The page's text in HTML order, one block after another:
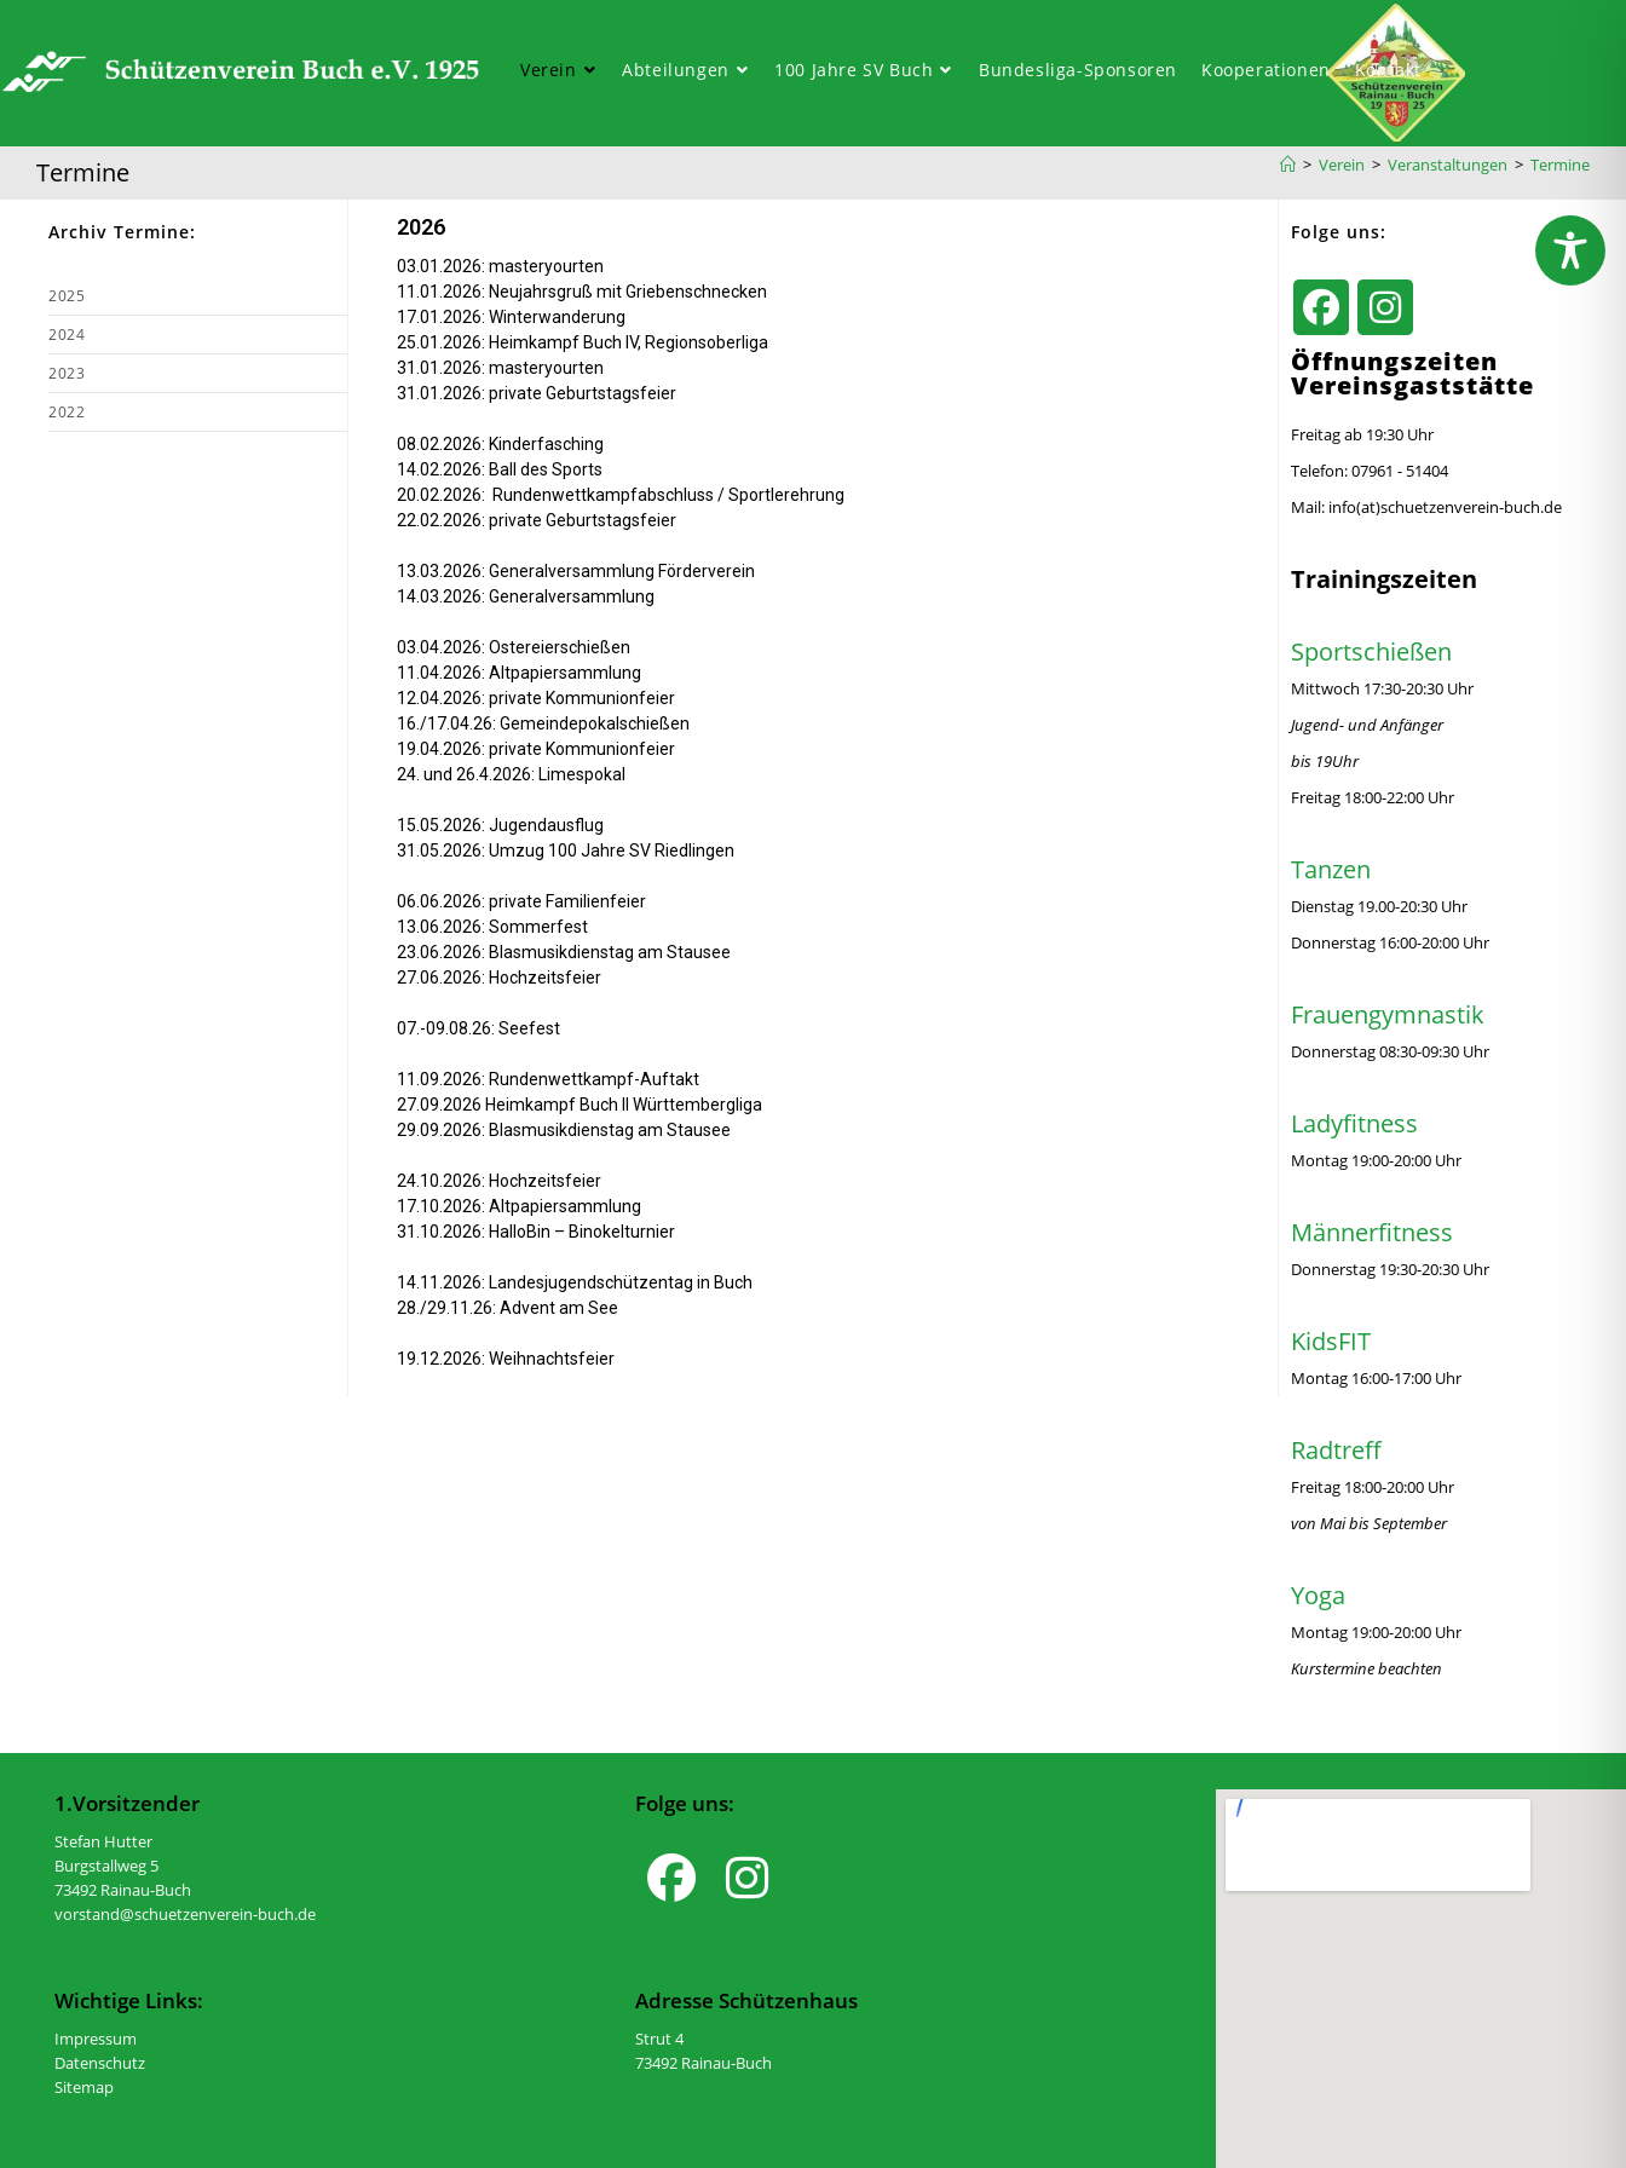
Verein Abteilungen 100 Jahre SV Buch Bundesliga-Sponsoren Kooperationen Kontakt
Termine > Verein > Veranstaltungen > Termine
2026
03.01.2026: masteryourten
11.01.2026: Neujahrsgruß mit Griebenschnecken
17.01.2026: Winterwanderung
25.01.2026: Heimkampf Buch IV, Regionsoberliga
31.01.2026: masteryourten
31.01.2026: private Geburtstagsfeier
08.02.2026: Kinderfasching
14.02.2026: Ball des Sports
20.02.2026: Rundenwettkampfabschluss / Sportlerehrung
22.02.2026: private Geburtstagsfeier
13.03.2026: Generalversammlung Förderverein
14.03.2026: Generalversammlung
03.04.2026: Ostereierschießen
11.04.2026: Altpapiersammlung
12.04.2026: private Kommunionfeier
16./17.04.26: Gemeindepokalschießen
19.04.2026: private Kommunionfeier
24. und 26.4.2026: Limespokal
15.05.2026: Jugendausflug
31.05.2026: Umzug 100 Jahre SV Riedlingen
06.06.2026: private Familienfeier
13.06.2026: Sommerfest
23.06.2026: Blasmusikdienstag am Stausee
27.06.2026: Hochzeitsfeier
07.-09.08.26: Seefest
11.09.2026: Rundenwettkampf-Auftakt
27.09.2026 Heimkampf Buch II Württembergliga
29.09.2026: Blasmusikdienstag am Stausee
24.10.2026: Hochzeitsfeier
17.10.2026: Altpapiersammlung
31.10.2026: HalloBin – Binokelturnier
14.11.2026: Landesjugendschützentag in Buch
28./29.11.26: Advent am See
19.12.2026: Weihnachtsfeier
Archiv Termine:
2025
2024
2023
2022
Folge uns:
Öffnungszeiten
Vereinsgaststätte
Freitag ab 19:30 Uhr
Telefon: 07961 - 51404
Mail: info(at)schuetzenverein-buch.de
Trainingszeiten
Sportschießen
Mittwoch 17:30-20:30 Uhr
Jugend- und Anfänger
bis 19Uhr
Freitag 18:00-22:00 Uhr
Tanzen
Dienstag 19.00-20:30 Uhr
Donnerstag 16:00-20:00 Uhr
Frauengymnastik
Donnerstag 08:30-09:30 Uhr
Ladyfitness
Montag 19:00-20:00 Uhr
Männerfitness
Donnerstag 19:30-20:30 Uhr
KidsFIT
Montag 16:00-17:00 Uhr
Radtreff
Freitag 18:00-20:00 Uhr
von Mai bis September
Yoga
Montag 19:00-20:00 Uhr
Kurstermine beachten
1.Vorsitzender
Stefan Hutter
Burgstallweg 5
73492 Rainau-Buch
vorstand@schuetzenverein-buch.de
Wichtige Links:
Impressum
Datenschutz
Sitemap
Folge uns:
Adresse Schützenhaus
Strut 4
73492 Rainau-Buch